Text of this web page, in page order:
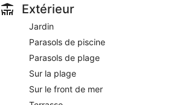
Extérieur
Jardin
Parasols de piscine
Parasols de plage
Sur la plage
Sur le front de mer